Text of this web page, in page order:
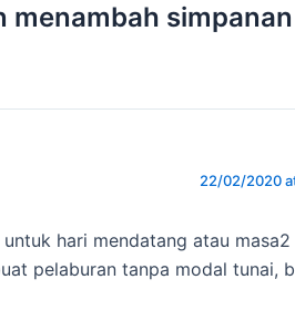
menambah
22/02/2020
hari mendatang atau masa2
pelaburan tanpa modal tunai,